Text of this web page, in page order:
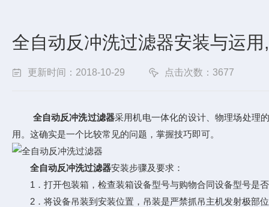
全自动反冲洗过滤器安装与运
更新时间：2018-10-29 点击次数：3677
全自动反冲洗过滤器采用机电一体化的设计、物理场处理
用。这确实是一个比较常见的问题，掌握技巧即可。
全自动反冲洗过滤器安装步骤及要求：
1．打开包装箱，检查装箱设备型号与购物合同设备型号是否
2．将设备吊装到安装位置，吊装是严禁抓吊主机发射极部